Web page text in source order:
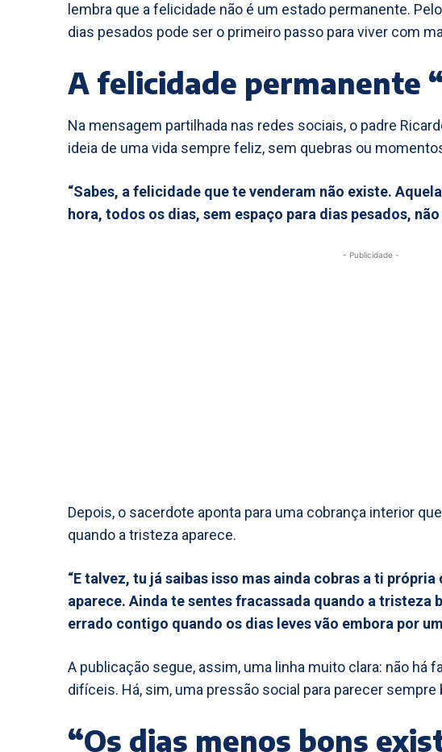
lembra que a felicidade não é um estado permanente.
dias pesados pode ser o primeiro passo para viver com
A felicidade permanente
Na mensagem partilhada nas redes sociais, o padre
ideia de uma vida sempre feliz, sem quebras ou
“Sabes, a felicidade que te venderam não existe.
hora, todos os dias, sem espaço para dias pesados, não
- Publicidade -
Depois, o sacerdote aponta para uma cobrança interior
quando a tristeza aparece.
“E talvez, tu já saibas isso mas ainda cobras a ti
aparece. Ainda te sentes fracassada quando a tristeza
errado contigo quando os dias leves vão embora por
A publicação segue, assim, uma linha muito clara: não há
difíceis. Há, sim, uma pressão social para parecer sempre
“Os dias menos bons